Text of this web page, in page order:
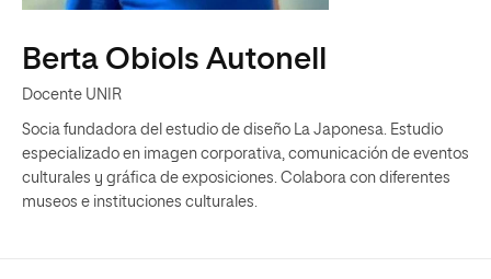
Berta Obiols Autonell
Docente UNIR
Socia fundadora del estudio de diseño La Japonesa. Estudio
especializado en imagen corporativa, comunicación de eventos
culturales y gráfica de exposiciones. Colabora con diferentes
museos e instituciones culturales.